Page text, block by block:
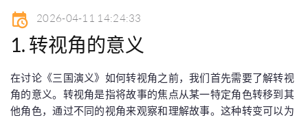
2026-04-11 14:24:33
1. 转视角的意义
在讨论《三国演义》如何转视角之前，我们首先需要了解转视
角的意义。转视角是指将故事的焦点从某一特定角色转移到其
他角色，通过不同的视角来观察和理解故事。这种转变可以为